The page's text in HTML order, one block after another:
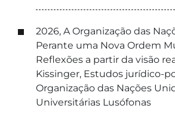
2026, A Organização das
Perante uma Nova Ordem
Reflexões a partir da visão
Kissinger, Estudos jurídico-
Organização das Nações
Universitárias Lusófonas